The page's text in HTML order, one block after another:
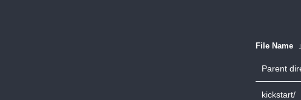
File Name ↓
Parent
kickstart/